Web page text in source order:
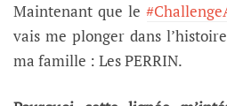
Maintenant que le
vais me plonger dans
ma famille : Les PERRIN.